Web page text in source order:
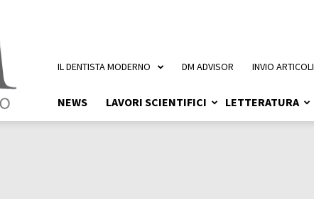
NEWS LAVORI SCIENTIFICI LETTERATURA
IL DENTISTA MODERNO DM ADVISOR INVIO ARTICOLI